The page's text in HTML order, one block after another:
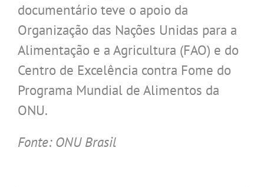
documentário teve o apoio da
Organização das Nações Unidas para a
Alimentação e a Agricultura (FAO) e do
Centro de Excelência contra Fome do
Programa Mundial de Alimentos da
ONU.
Fonte: ONU Brasil